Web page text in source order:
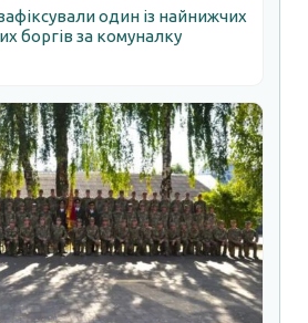
один із найнижчих
боргів за комуналку